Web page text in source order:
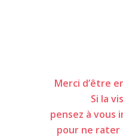
Merci d’être
Si la
pensez à vous
pour ne rater